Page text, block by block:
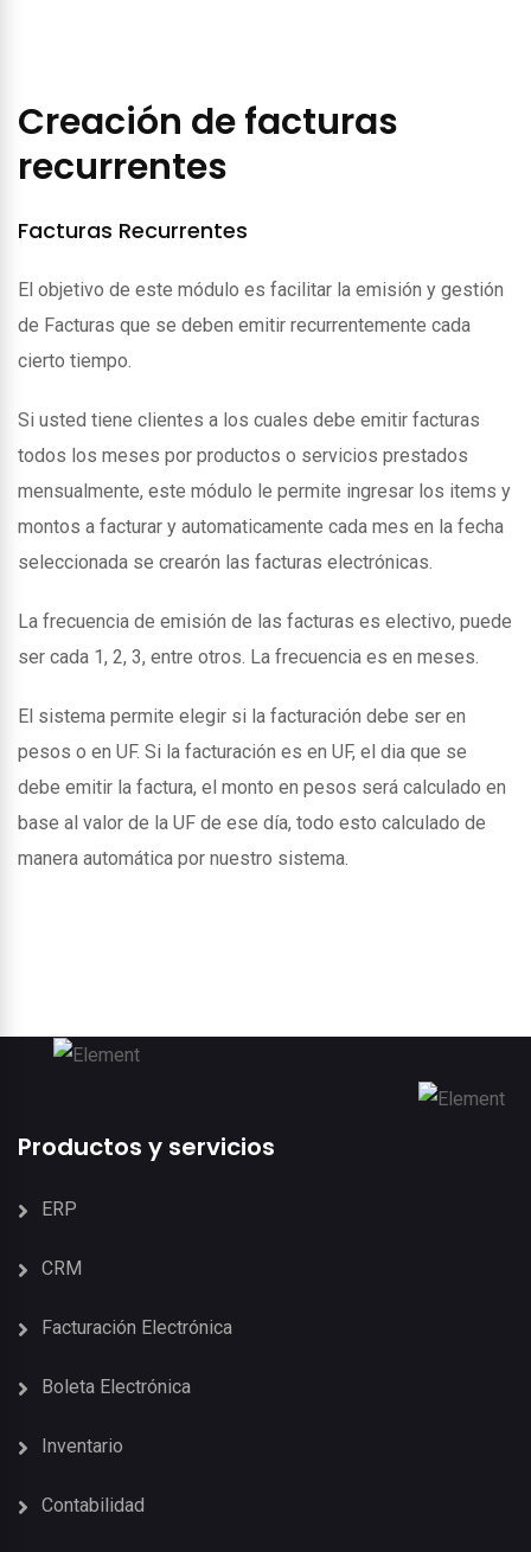
Creación de facturas
recurrentes
Facturas Recurrentes
El objetivo de este módulo es facilitar la emisión y gestión
de Facturas que se deben emitir recurrentemente cada
cierto tiempo.
Si usted tiene clientes a los cuales debe emitir facturas
todos los meses por productos o servicios prestados
mensualmente, este módulo le permite ingresar los items y
montos a facturar y automaticamente cada mes en la fecha
seleccionada se crearón las facturas electrónicas.
La frecuencia de emisión de las facturas es electivo, puede
ser cada 1, 2, 3, entre otros. La frecuencia es en meses.
El sistema permite elegir si la facturación debe ser en
pesos o en UF. Si la facturación es en UF, el dia que se
debe emitir la factura, el monto en pesos será calculado en
base al valor de la UF de ese día, todo esto calculado de
manera automática por nuestro sistema.
Productos y servicios
ERP
CRM
Facturación Electrónica
Boleta Electrónica
Inventario
Contabilidad